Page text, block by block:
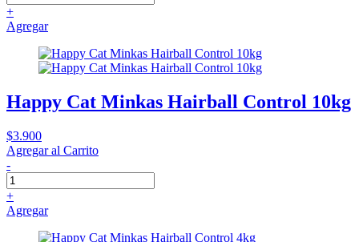
+
Agregar
Happy Cat Minkas Hairball Control 10kg
$3.900
Agregar al Carrito
-
+
Agregar